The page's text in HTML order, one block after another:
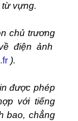
vựng.
chủ trương
điện ảnh
).
được phép
với tiếng
bao, chẳng